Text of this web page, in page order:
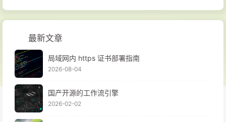
最新文章
局域网内 https 证书部署指南
2026-08-04
国产开源的工作流引擎
2026-02-02